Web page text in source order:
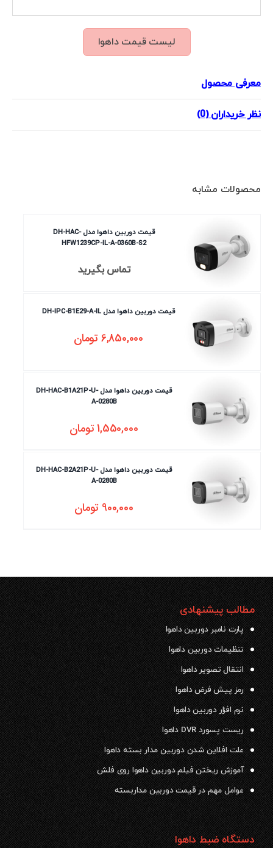
لیست قیمت داهوا
معرفی محصول
نظر خریداران (0)
محصولات مشابه
قیمت دوربین داهوا مدل DH-HAC-
HFW1239CP-IL-A-0360B-S2
تماس بگیرید
قیمت دوربین داهوا مدل DH-IPC-B1E29-A-IL
6,850,000تومان
قیمت دوربین داهوا مدل DH-HAC-B1A21P-U-
A-0280B
1,550,000تومان
قیمت دوربین داهوا مدل DH-HAC-B2A21P-U-
A-0280B
900,000 تومان
مطالب پیشنهادی
پارت نامبر دوربین داهوا
تنظیمات دوربین داهوا
انتقال تصویر داهوا
رمز پیش فرض داهوا
نرم افزار دوربین داهوا
ریست پسورد DVR داهوا
علت افلاین شدن دوربین مدار بسته داهوا
آموزش ریختن فیلم دوربین داهوا روی فلش
عوامل مهم در قیمت دوربین مداربسته
دستگاه ضبط داهوا